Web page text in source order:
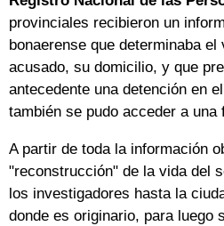
provinciales recibieron un
bonaerense que determinaba el
acusado, su domicilio, y que
antecedente una detención en
también se pudo acceder a una
A partir de toda la información
"reconstrucción" de la vida del
los investigadores hasta la
donde es originario, para luego